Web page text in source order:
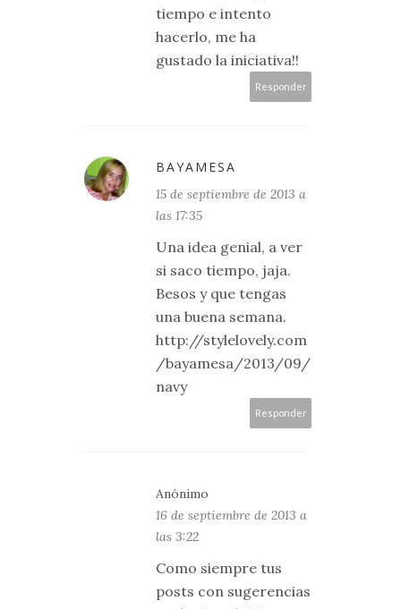
tiempo e intento
hacerlo, me ha
gustado la iniciativa!!
Responder
BAYAMESA
15 de septiembre de 2013 a
las 17:35
Una idea genial, a ver
si saco tiempo, jaja.
Besos y que tengas
una buena semana.
http://stylelovely.com
/bayamesa/2013/09/
navy
Responder
Anónimo
16 de septiembre de 2013 a
las 3:22
Como siempre tus
posts con sugerencias